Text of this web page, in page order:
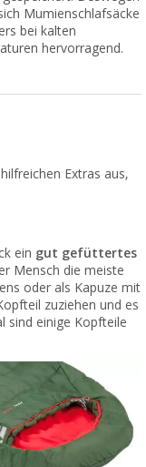
Mumienschlafsäcke
bei kalten
hervorragend.
Extras aus,
ein gut gefüttertes
Mensch die meiste
oder als Kapuze mit
zuziehen und es
sind einige Kopfteile